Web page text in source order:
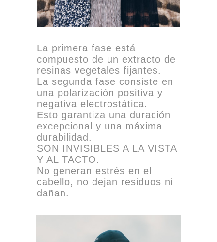
La primera fase está
compuesto de un extracto de
resinas vegetales fijantes.
La segunda fase consiste en
una polarización positiva y
negativa electrostática.
Esto garantiza una duración
excepcional y una máxima
durabilidad.
SON INVISIBLES A LA VISTA
Y AL TACTO.
No generan estrés en el
cabello, no dejan residuos ni
dañan.